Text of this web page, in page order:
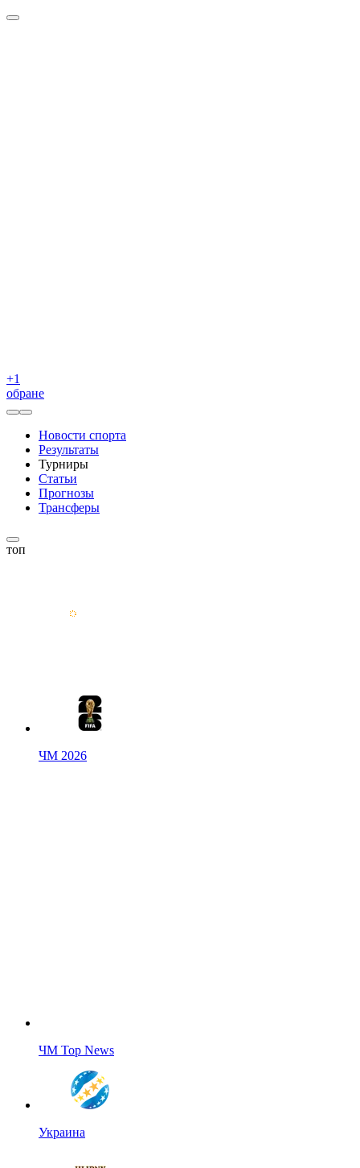
+1
обране
Новости спорта
Результаты
Турниры
Статьи
Прогнозы
Трансферы
топ
ЧМ 2026
ЧМ Top News
Украина